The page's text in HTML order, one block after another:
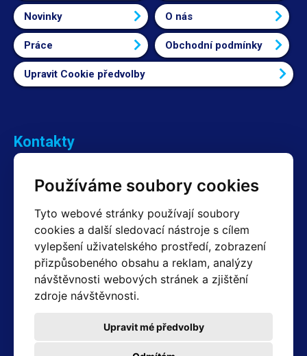
Používáme soubory cookies
Tyto webové stránky používají soubory
cookies a další sledovací nástroje s cílem
vylepšení uživatelského prostředí, zobrazení
přizpůsobeného obsahu a reklam, analýzy
návštěvnosti webových stránek a zjištění
zdroje návštěvnosti.
Upravit mé předvolby
Novinky O nás
Práce Obchodní podmínky
Upravit Cookie předvolby
Kontakty
+420 603 357 606 +420 605 234 204
Fakturační a expediční oddělení
+420 605 259 759 (Po–Pá: 7:30 – 15:00)
Technické oddělení
+420 603 355 085 (Po–Pá: 8:00 – 16:00)
servis@hotair.cz
Platba jen v hotovosti